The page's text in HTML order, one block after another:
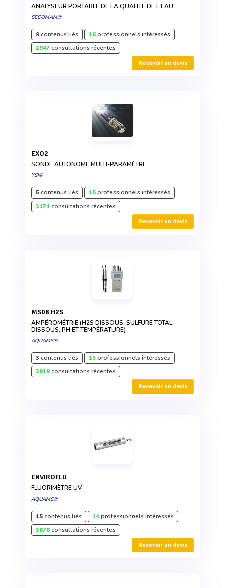
ANALYSEUR PORTABLE DE LA QUALITÉ DE L'EAU
SECOMAM®
9contenus liés 16professionnels intéressés
2947consultations récentes
Recevoir un devis
EXO2
SONDE AUTONOME MULTI-PARAMÈTRE
YSI®
5contenus liés 15professionnels intéressés
3174consultations récentes
Recevoir un devis
MS08 H2S
AMPÉROMÉTRIE (H2S DISSOUS, SULFURE TOTAL
DISSOUS, PH ET TEMPÉRATURE)
AQUAMS®
3 contenus liés 15professionnels intéressés
3019consultations récentes
Recevoir un devis
ENVIROFLU
FLUORIMÈTRE UV
AQUAMS®
15contenus liés 14professionnels intéressés
3878consultations récentes
Recevoir un devis